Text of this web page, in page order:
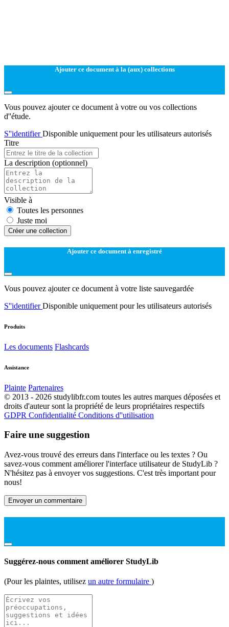
Ajouter ce document à la (aux) collections
Vous pouvez ajouter ce document à votre ou vos collections
d''étude.
S''identifierDisponible uniquement pour les utilisateurs autorisés
Titre
La description (optionnel)
Visible à
Toutes les personnes
Juste moi
Créer une collection
Ajouter ce document à enregistré
Vous pouvez ajouter ce document à votre liste sauvegardée
S''identifierDisponible uniquement pour les utilisateurs autorisés
Produits
Les documents Flashcards
Assistance
Plainte Partenaires
© 2013 - 2026 studylibfr.com toutes les autres marques déposées et
droits d'auteur sont la propriété de leurs propriétaires respectifs
GDPR Confidentialité Conditions d''utilisation
Faire une suggestion
Avez-vous trouvé des erreurs dans l'interface ou les textes ? Ou
savez-vous comment améliorer l'interface utilisateur de StudyLib ?
N'hésitez pas à envoyer vos suggestions. C'est très important pour
nous!
Envoyer un commentaire
Suggérez-nous comment améliorer StudyLib
(Pour les plaintes, utilisez un autre formulaire )